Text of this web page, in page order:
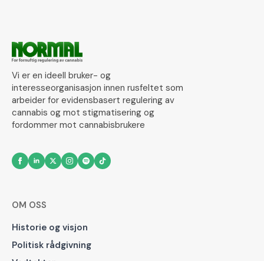
Vi er en ideell bruker- og
interesseorganisasjon innen rusfeltet som
arbeider for evidensbasert regulering av
cannabis og mot stigmatisering og
fordommer mot cannabisbrukere
OM OSS
Historie og visjon
Politisk rådgivning